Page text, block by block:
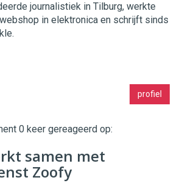
journalistiek in Tilburg, werkte
in elektronica en schrijft sinds
profiel
twinklemagazine.nl
0 keer gereageerd op:
samen met
Zoofy